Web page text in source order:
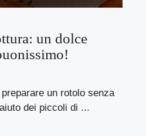
un dolce
un rotolo senza
dei piccoli di ...